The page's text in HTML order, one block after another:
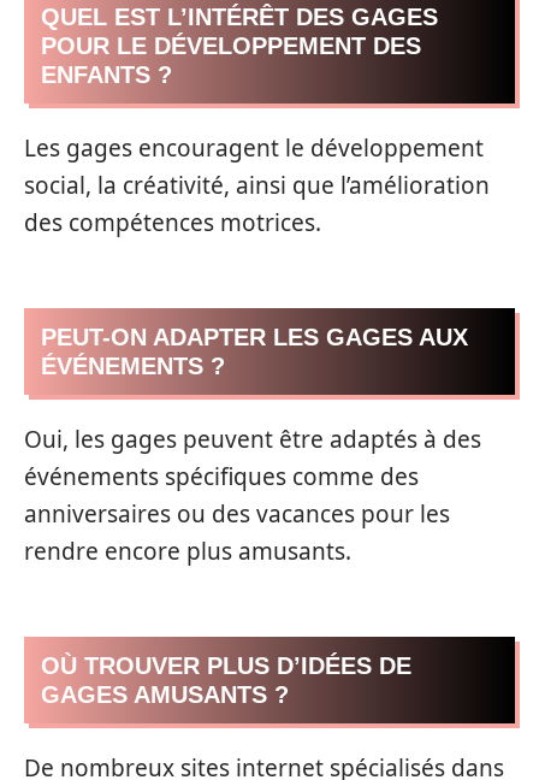
QUEL EST L’INTÉRÊT DES GAGES
POUR LE DÉVELOPPEMENT DES
ENFANTS ?
Les gages encouragent le développement
social, la créativité, ainsi que l’amélioration
des compétences motrices.
PEUT-ON ADAPTER LES GAGES AUX
ÉVÉNEMENTS ?
Oui, les gages peuvent être adaptés à des
événements spécifiques comme des
anniversaires ou des vacances pour les
rendre encore plus amusants.
OÙ TROUVER PLUS D’IDÉES DE
GAGES AMUSANTS ?
De nombreux sites internet spécialisés dans